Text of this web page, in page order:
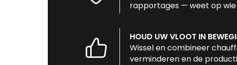
rapportages — weet op
HOUD UW VLOOT IN
Wissel en combineer
verminderen en de